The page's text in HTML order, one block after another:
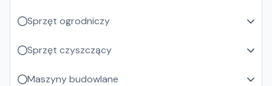
Sprzęt ogrodniczy
Sprzęt czyszczący
Maszyny budowlane